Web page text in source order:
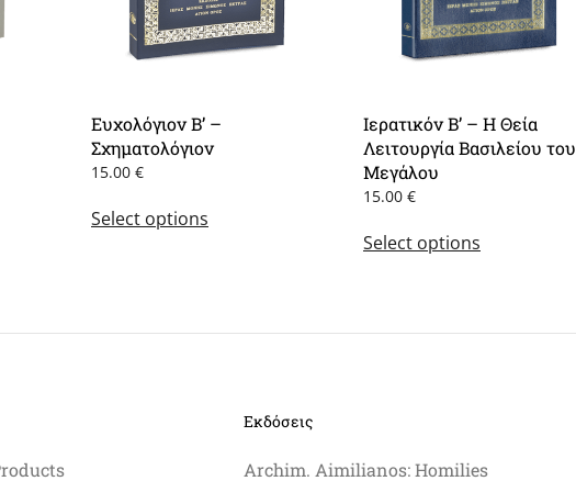
Ευχολόγιον B’ –
Σχηματολόγιον
15.00 €
Select optionsproduct
The
chosen
Ιερατικόν Β’ – Η Θεία
Λειτουργία Βασιλείου του
Μεγάλου
15.00 €
Select optionsproduct
Εκδόσεις
Archim. Aimilianos: Homilies